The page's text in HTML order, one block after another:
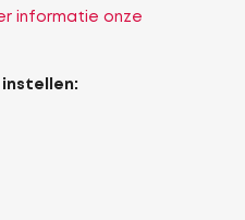
informatie onze
instellen: